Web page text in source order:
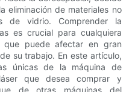
eliminación de materiales no
de vidrio. Comprender la
es crucial para cualquiera
puede afectar en gran
su trabajo. En este artículo,
únicas de la máquina de
que desea comprar y
de otras máquinas del